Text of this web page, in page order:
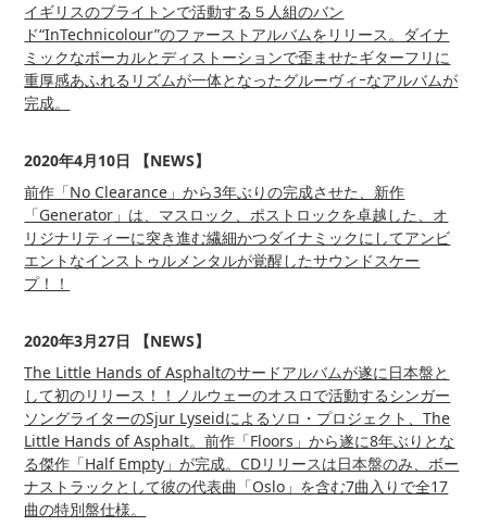
イギリスのブライトンで活動する５人組のバン
ド“InTechnicolour”のファーストアルバムをリリース。ダイナ
ミックなボーカルとディストーションで歪ませたギターフリに
重厚感あふれるリズムが一体となったグルーヴィｰなアルバムが
完成。
2020年4月10日 【NEWS】
前作「No Clearance」から3年ぶりの完成させた、新作
「Generator」は、マスロック、ポストロックを卓越した、オ
リジナリティーに突き進む繊細かつダイナミックにしてアンビ
エントなインストゥルメンタルが覚醒したサウンドスケー
プ！！
2020年3月27日 【NEWS】
The Little Hands of Asphaltのサードアルバムが遂に日本盤と
して初のリリース！！ノルウェーのオスロで活動するシンガー
ソングライターのSjur Lyseidによるソロ・プロジェクト、The
Little Hands of Asphalt。前作「Floors」から遂に8年ぶりとな
る傑作「Half Empty」が完成。CDリリースは日本盤のみ、ボー
ナストラックとして彼の代表曲「Oslo」を含む7曲入りで全17
曲の特別盤仕様。